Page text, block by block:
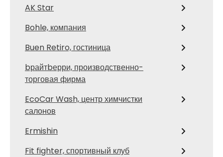
AK Star
Bohle, компания
Buen Retiro, гостиница
bрайтbерри, производственно-
торговая фирма
EcoCar Wash, центр химчистки
салонов
Ermishin
Fit fighter, спортивный клуб